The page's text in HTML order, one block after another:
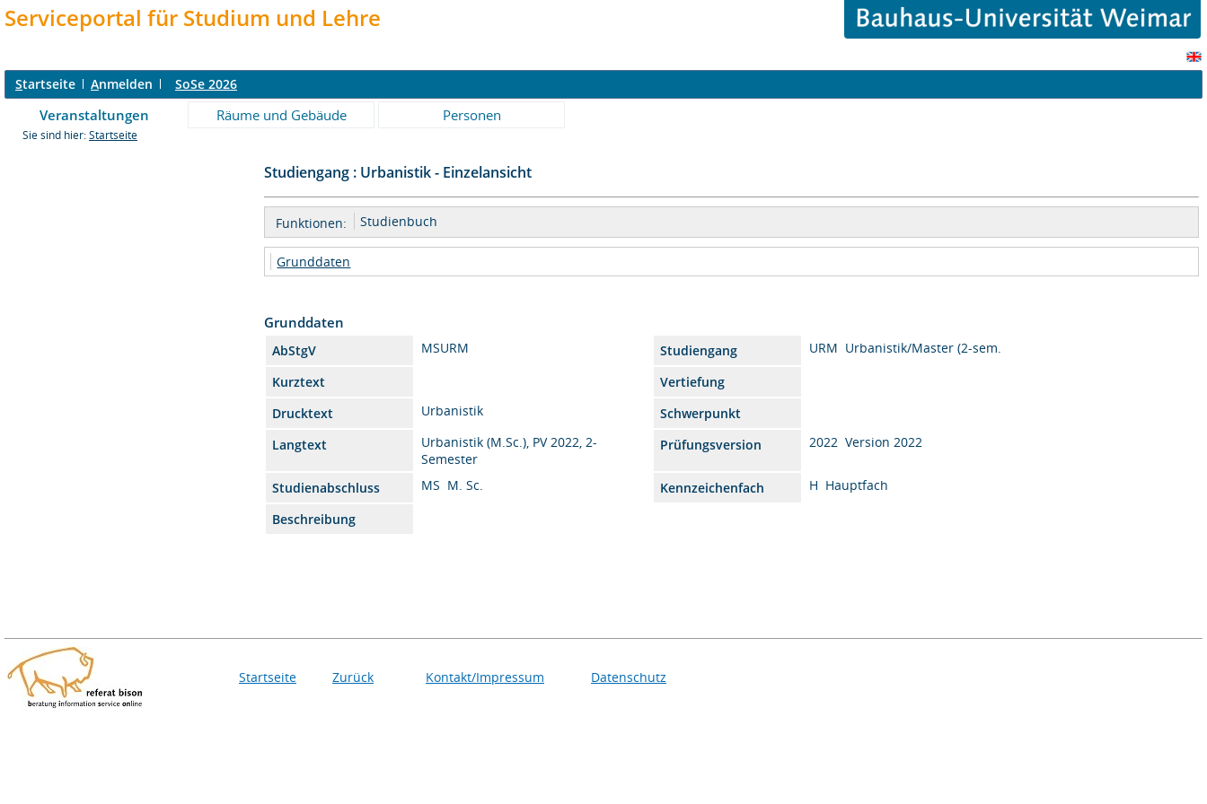
Serviceportal für Studium und Lehre
Startseite Anmelden SoSe 2026
Veranstaltungen Räume und Gebäude Personen
Sie sind hier: Startseite
Studiengang : Urbanistik - Einzelansicht
Funktionen: Studienbuch
Grunddaten
Grunddaten
AbStgV MSURM Studiengang
URM Urbanistik/Master (2-sem.
Kurztext
Vertiefung
Drucktext
Urbanistik
Schwerpunkt
Langtext
Urbanistik (M.Sc.), PV 2022, 2-
Semester
Prüfungsversion 2022 Version 2022
Studienabschluss MS M. Sc. Kennzeichenfach
H Hauptfach
Beschreibung
Startseite Zurück Kontakt/Impressum Datenschutz